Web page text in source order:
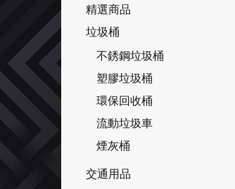
精選商品
垃圾桶
不銹鋼垃圾桶
塑膠垃圾桶
環保回收桶
流動垃圾車
煙灰桶
交通用品